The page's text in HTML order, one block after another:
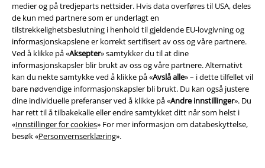
medier og på tredjeparts nettsider. Hvis data overføres til USA, deles
de kun med partnere som er underlagt en
tilstrekkelighetsbeslutning i henhold til gjeldende EU-lovgivning og
informasjonskapslene er korrekt sertifisert av oss og våre partnere.
Ved å klikke på «Aksepter» samtykker du til at dine
informasjonskapsler blir brukt av oss og våre partnere. Alternativt
kan du nekte samtykke ved å klikke på «Avslå alle» – i dette tilfellet vil
bare nødvendige informasjonskapsler bli brukt. Du kan også justere
dine individuelle preferanser ved å klikke på «Andre innstillinger». Du
har rett til å tilbakekalle eller endre samtykket ditt når som helst i
«Innstillinger for cookies» For mer informasjon om databeskyttelse,
besøk «Personvernserklæring».
Betalingsmåter
Frakt